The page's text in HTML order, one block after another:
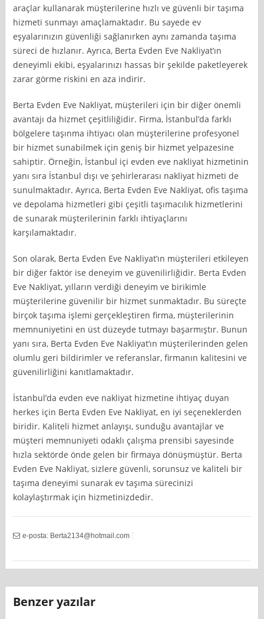
araçlar kullanarak müşterilerine hızlı ve güvenli bir taşıma
hizmeti sunmayı amaçlamaktadır. Bu sayede ev
eşyalarınızın güvenliği sağlanırken aynı zamanda taşıma
süreci de hızlanır. Ayrıca, Berta Evden Eve Nakliyat’ın
deneyimli ekibi, eşyalarınızı hassas bir şekilde paketleyerek
zarar görme riskini en aza indirir.
Berta Evden Eve Nakliyat, müşterileri için bir diğer önemli
avantajı da hizmet çeşitliliğidir. Firma, İstanbul’da farklı
bölgelere taşınma ihtiyacı olan müşterilerine profesyonel
bir hizmet sunabilmek için geniş bir hizmet yelpazesine
sahiptir. Örneğin, İstanbul içi evden eve nakliyat hizmetinin
yanı sıra İstanbul dışı ve şehirlerarası nakliyat hizmeti de
sunulmaktadır. Ayrıca, Berta Evden Eve Nakliyat, ofis taşıma
ve depolama hizmetleri gibi çeşitli taşımacılık hizmetlerini
de sunarak müşterilerinin farklı ihtiyaçlarını
karşılamaktadır.
Son olarak, Berta Evden Eve Nakliyat’ın müşterileri etkileyen
bir diğer faktör ise deneyim ve güvenilirliğidir. Berta Evden
Eve Nakliyat, yılların verdiği deneyim ve birikimle
müşterilerine güvenilir bir hizmet sunmaktadır. Bu süreçte
birçok taşıma işlemi gerçekleştiren firma, müşterilerinin
memnuniyetini en üst düzeyde tutmayı başarmıştır. Bunun
yanı sıra, Berta Evden Eve Nakliyat’ın müşterilerinden gelen
olumlu geri bildirimler ve referanslar, firmanın kalitesini ve
güvenilirliğini kanıtlamaktadır.
İstanbul’da evden eve nakliyat hizmetine ihtiyaç duyan
herkes için Berta Evden Eve Nakliyat, en iyi seçeneklerden
biridir. Kaliteli hizmet anlayışı, sunduğu avantajlar ve
müşteri memnuniyeti odaklı çalışma prensibi sayesinde
hızla sektörde önde gelen bir firmaya dönüşmüştür. Berta
Evden Eve Nakliyat, sizlere güvenli, sorunsuz ve kaliteli bir
taşıma deneyimi sunarak ev taşıma sürecinizi
kolaylaştırmak için hizmetinizdedir.
e-posta: Berta2134@hotmail.com
Benzer yazılar